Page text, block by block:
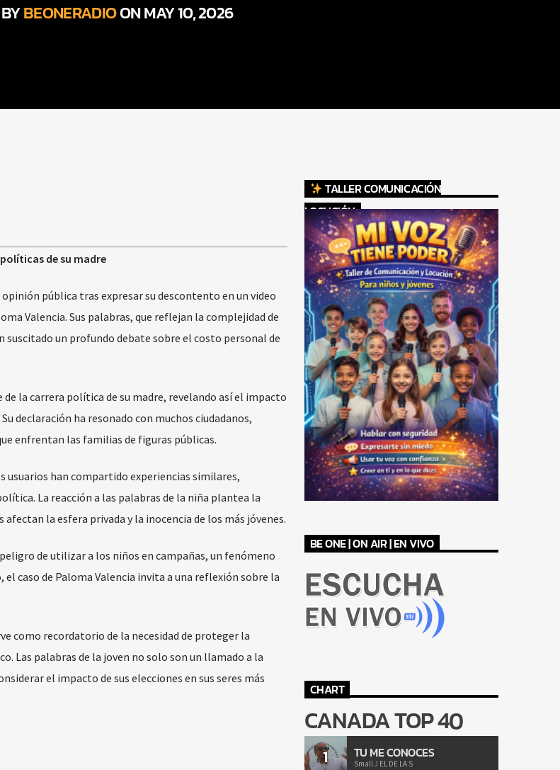
BEONERADIOON MAY 10, 2026
de su madre
pública tras expresar su descontento en un video
Valencia. Sus palabras, que reflejan la complejidad de
un profundo debate sobre el costo personal de
la carrera política de su madre, revelando así el impacto
declaración ha resonado con muchos ciudadanos,
enfrentan las familias de figuras públicas.
usuarios han compartido experiencias similares,
La reacción a las palabras de la niña plantea la
la esfera privada y la inocencia de los más jóvenes.
de utilizar a los niños en campañas, un fenómeno
caso de Paloma Valencia invita a una reflexión sobre la
como recordatorio de la necesidad de proteger la
Las palabras de la joven no solo son un llamado a la
el impacto de sus elecciones en sus seres más
TALLER COMUNICACIÓN
LOCUCIÓN
BE ONE | ON AIR | EN VIVO
CHART
CANADA TOP 40
1 TU ME CONOCES
Small J EL DE LA S